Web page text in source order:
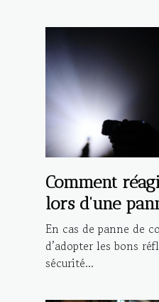
Comment
lors d'une
?
En cas de panne de
d’adopter les bons
sécurité...